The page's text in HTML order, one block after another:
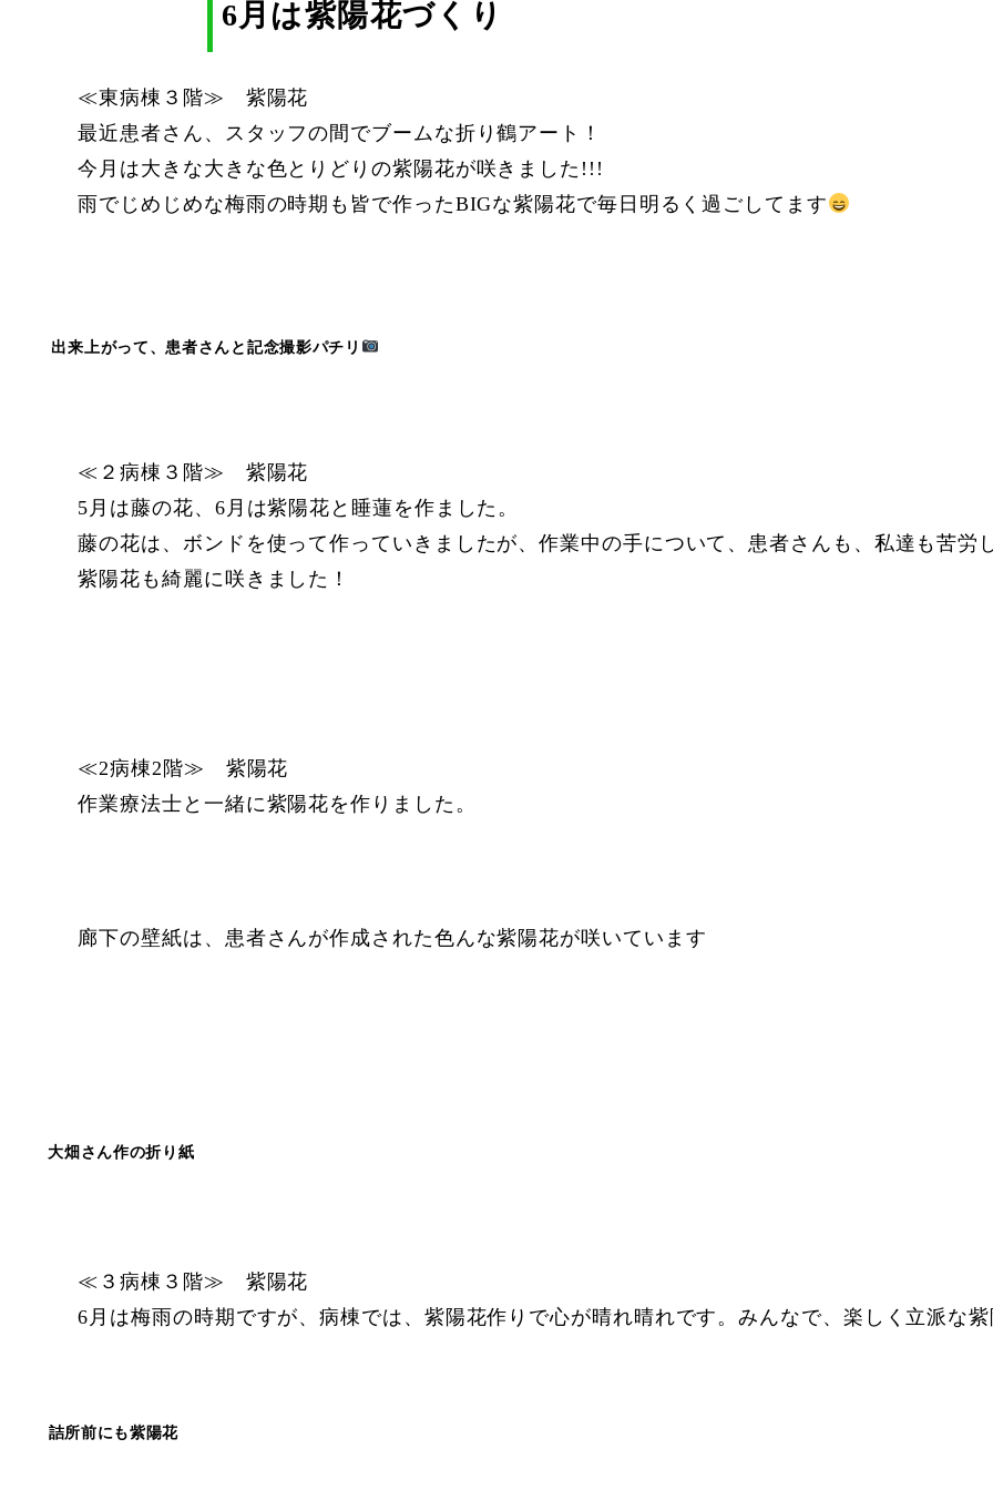
6月は紫陽花づくり
≪東病棟３階≫ 紫陽花
最近患者さん、スタッフの間でブームな折り鶴アート！
今月は大きな大きな色とりどりの紫陽花が咲きました!!!
雨でじめじめな梅雨の時期も皆で作ったBIGな紫陽花で毎日明るく過ごしてます
出来上がって、患者さんと記念撮影パチリ
≪２病棟３階≫ 紫陽花
5月は藤の花、6月は紫陽花と睡蓮を作ました。
藤の花は、ボンドを使って作っていきましたが、作業中の手について、患者さんも、私達も苦労
紫陽花も綺麗に咲きました！
≪2病棟2階≫ 紫陽花
作業療法士と一緒に紫陽花を作りました。
廊下の壁紙は、患者さんが作成された色んな紫陽花が咲いています
大畑さん作の折り紙
≪３病棟３階≫ 紫陽花
6月は梅雨の時期ですが、病棟では、紫陽花作りで心が晴れ晴れです。みんなで、楽しく立派な紫
詰所前にも紫陽花